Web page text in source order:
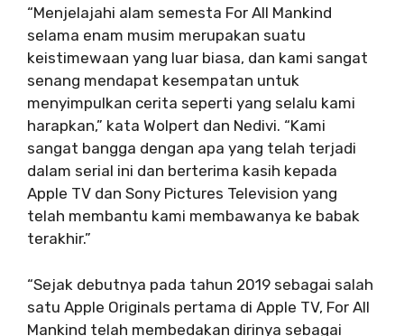
“Menjelajahi alam semesta For All Mankind
selama enam musim merupakan suatu
keistimewaan yang luar biasa, dan kami sangat
senang mendapat kesempatan untuk
menyimpulkan cerita seperti yang selalu kami
harapkan,” kata Wolpert dan Nedivi. “Kami
sangat bangga dengan apa yang telah terjadi
dalam serial ini dan berterima kasih kepada
Apple TV dan Sony Pictures Television yang
telah membantu kami membawanya ke babak
terakhir.”
“Sejak debutnya pada tahun 2019 sebagai salah
satu Apple Originals pertama di Apple TV, For All
Mankind telah membedakan dirinya sebagai